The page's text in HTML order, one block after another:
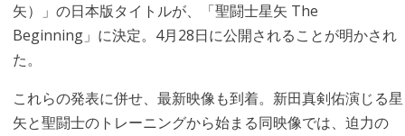
矢）」の日本版タイトルが、「聖闘士星矢 The
Beginning」に決定。4月28日に公開されることが明かされ
た。
これらの発表に併せ、最新映像も到着。新田真剣佑演じる星
矢と聖闘士のトレーニングから始まる同映像では、迫力の